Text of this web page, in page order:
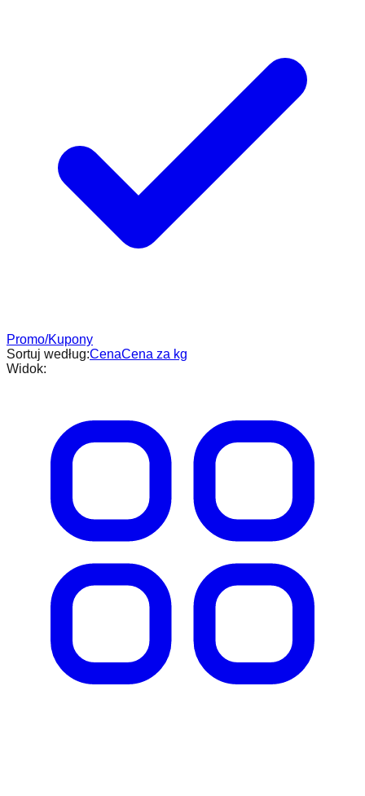
Promo/Kupony
Sortuj według:CenaCena za kg
Widok: